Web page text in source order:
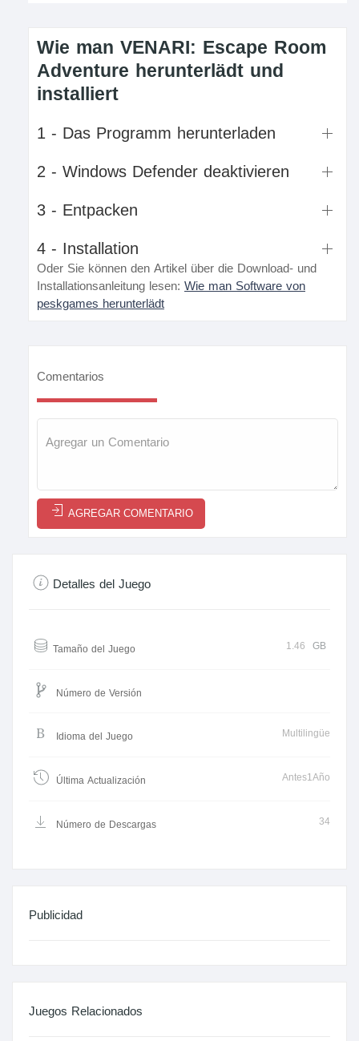
Wie man VENARI: Escape Room
Adventure herunterlädt und
installiert
1 - Das Programm herunterladen
2 - Windows Defender deaktivieren
3 - Entpacken
4 - Installation
Oder Sie können den Artikel über die Download- und
Installationsanleitung lesen: Wie man Software von
peskgames herunterlädt
Comentarios
AGREGAR COMENTARIO
Detalles del Juego
Tamaño del Juego 1.46 GB
Número de Versión
Idioma del Juego Multilingüe
Última Actualización Antes1Año
Número de Descargas 34
Publicidad
Juegos Relacionados